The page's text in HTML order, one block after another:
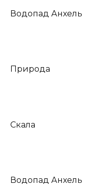
Водопад Анхель
Природа
Скала
Водопад Анхель